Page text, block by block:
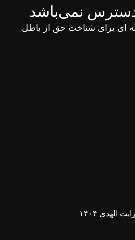
نمی‌باشد
الهدی ۱۴۰۴